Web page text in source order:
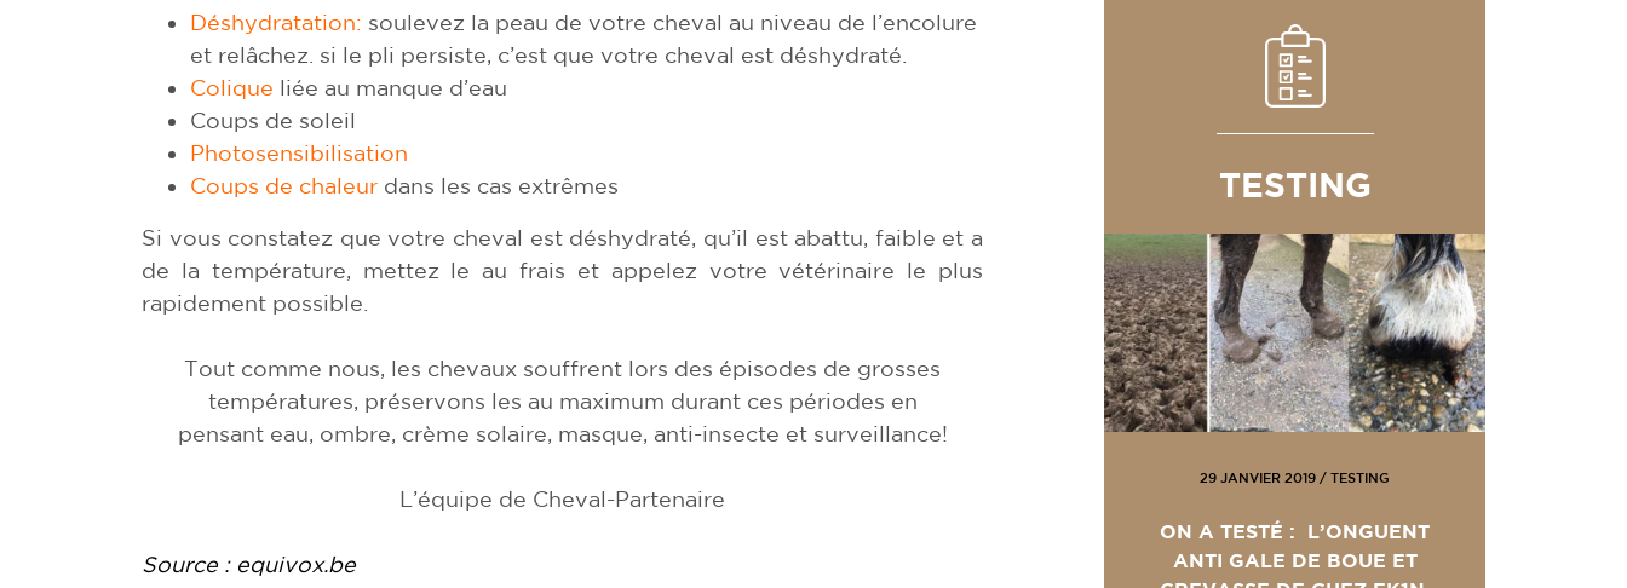
Déshydratation: soulevez la peau de votre cheval au niveau de l’encolure
et relâchez. si le pli persiste, c’est que votre cheval est déshydraté.
Colique liée au manque d’eau
Coups de soleil
Photosensibilisation
Coups de chaleur dans les cas extrêmes
Si vous constatez que votre cheval est déshydraté, qu’il est abattu, faible et a
de la température, mettez le au frais et appelez votre vétérinaire le plus
rapidement possible.
Tout comme nous, les chevaux souffrent lors des épisodes de grosses
températures, préservons les au maximum durant ces périodes en
pensant eau, ombre, crème solaire, masque, anti-insecte et surveillance!
L’équipe de Cheval-Partenaire
Source : equivox.be
TESTING
29 JANVIER 2019 / TESTING
ON A TESTÉ : L’ONGUENT
ANTI GALE DE BOUE ET